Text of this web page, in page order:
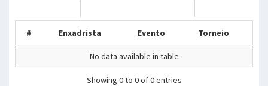
# Enxadrista Evento Torneio
No data available in table
Showing 0 to 0 of 0 entries